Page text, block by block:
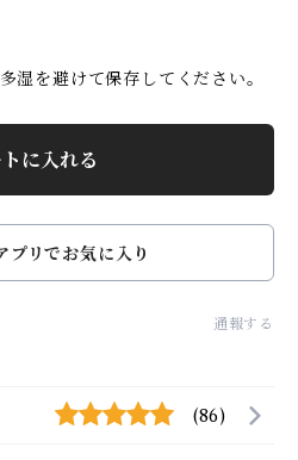
湿を避けて保存してください。
に入れる
プリでお気に入り
通報する
(86)